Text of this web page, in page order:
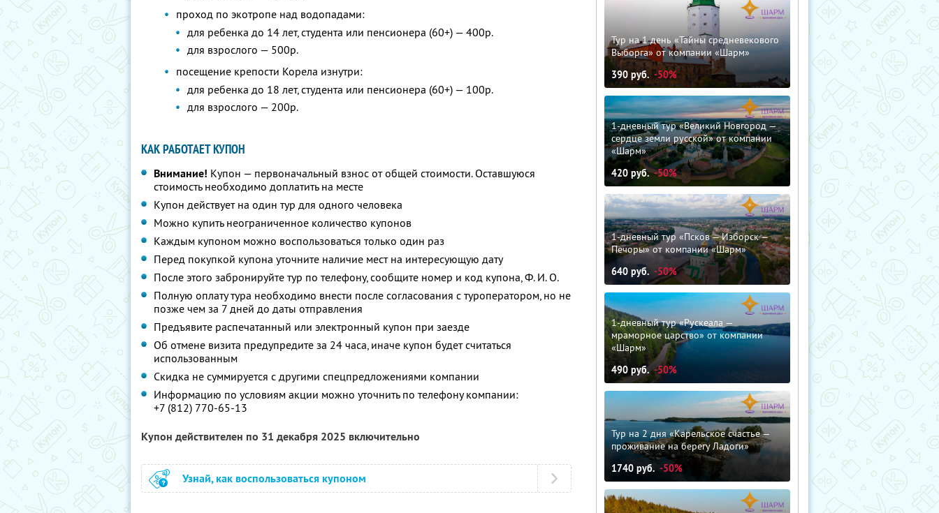
проход по экотропе над водопадами:
для ребенка до 14 лет, студента или пенсионера (60+) — 400р.
для взрослого — 500р.
посещение крепости Корела изнутри:
для ребенка до 18 лет, студента или пенсионера (60+) — 100р.
для взрослого — 200р.
КАК РАБОТАЕТ КУПОН
Внимание! Купон — первоначальный взнос от общей стоимости. Оставшуюся
стоимость необходимо доплатить на месте
Купон действует на один тур для одного человека
Можно купить неограниченное количество купонов
Каждым купоном можно воспользоваться только один раз
Перед покупкой купона уточните наличие мест на интересующую дату
После этого забронируйте тур по телефону, сообщите номер и код купона,Ф. И. О.
Полную оплату тура необходимо внести после согласования с туроператором, но не
позже чем за 7 дней до даты отправления
Предъявите распечатанный или электронный купон при заезде
Об отмене визита предупредите за 24 часа, иначе купон будет считаться
использованным
Скидка не суммируется с другими спецпредложениями компании
Информацию по условиям акции можно уточнить по телефону компании:
+7 (812) 770-65-13
Купон действителен по 31 декабря 2025 включительно
Узнай, как воспользоваться купоном
Тур на 1 день «Тайны средневекового
Выборга» от компании «Шарм»
390 руб. -50%
1-дневный тур «Великий Новгород —
сердце земли русской» от компании
«Шарм»
420 руб. -50%
1-дневный тур «Псков — Изборск —
Печоры» от компании «Шарм»
640 руб. -50%
1-дневный тур «Рускеала —
мраморное царство» от компании
«Шарм»
490 руб. -50%
Тур на 2 дня «Карельское счастье —
проживание на берегу Ладоги»
1740 руб. -50%